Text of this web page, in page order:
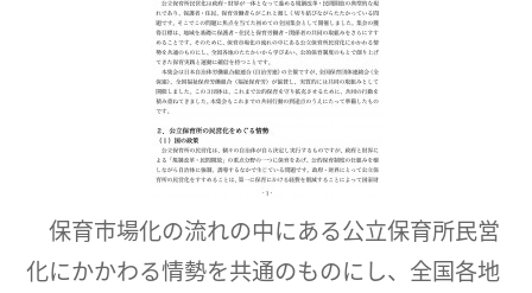
保育市場化の流れの中にある公立保育所民営
化にかかわる情勢を共通のものにし、全国各地